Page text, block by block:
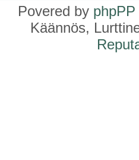
Povered by phpPP
Käännös,